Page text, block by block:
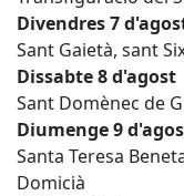
Divendres 7
Sant Gaietà, sant
Dissabte 8 d'agost
Sant Domènec de
Diumenge 9
Santa Teresa
Domicià